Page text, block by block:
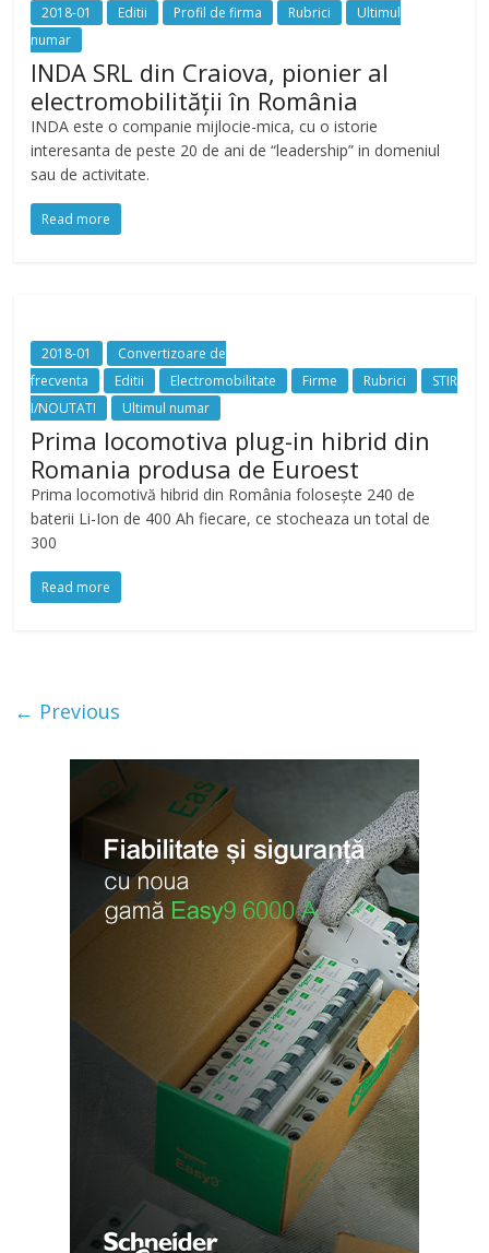
2018-01 Editii Profil de firma Rubrici
Ultimul
numar
INDA SRL din Craiova, pionier al
electromobilității în România
INDA este o companie mijlocie-mica, cu o istorie
interesanta de peste 20 de ani de “leadership” in domeniul
sau de activitate.
Read more
2018-01
Convertizoare de
frecventa
Editii Electromobilitate Firme Rubrici
STIR
I/NOUTATI
Ultimul numar
Prima locomotiva plug-in hibrid din
Romania produsa de Euroest
Prima locomotivă hibrid din România folosește 240 de
baterii Li-Ion de 400 Ah fiecare, ce stocheaza un total de
300
Read more
← Previous